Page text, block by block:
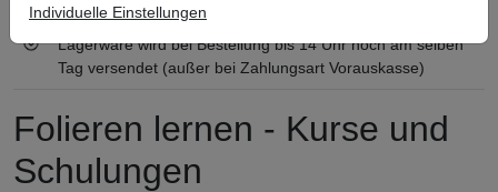
Lagerware wird bei Bestellung bis 14 Uhr noch am selben
Tag versendet (außer bei Zahlungsart Vorauskasse)
Folieren lernen - Kurse und
Schulungen
Individuelle Einstellungen